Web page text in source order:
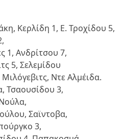
Κερλίδη 1, Ε. Τροχίδου 5,
1, Ανδρίτσου 7,
5, Σελεμίδου
Ντε Αλμέιδα.
Τσαουσίδου 3,
Σαϊντοβα,
3,